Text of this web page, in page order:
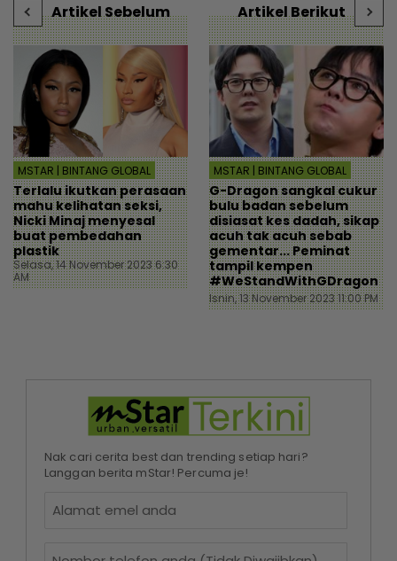
Artikel Sebelum
MSTAR | BINTANG GLOBAL
Terlalu ikutkan perasaan
mahu kelihatan seksi,
Nicki Minaj menyesal
buat pembedahan
plastik
Selasa, 14 November 2023 6:30
AM
Artikel Berikut
MSTAR | BINTANG GLOBAL
G-Dragon sangkal cukur
bulu badan sebelum
disiasat kes dadah, sikap
acuh tak acuh sebab
gementar... Peminat
tampil kempen
#WeStandWithGDragon
Isnin, 13 November 2023 11:00 PM
Nak cari cerita best dan trending setiap hari?
Langgan berita mStar! Percuma je!